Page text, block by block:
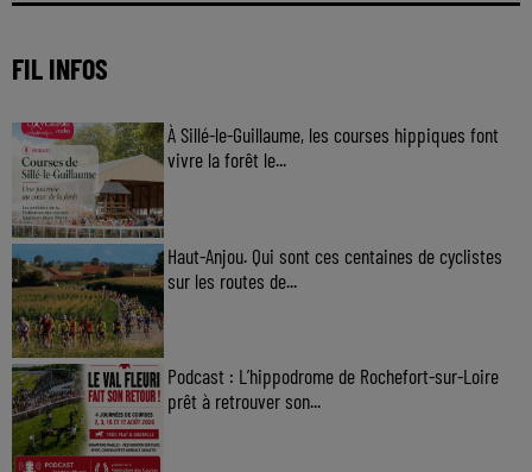
FIL INFOS
À Sillé-le-Guillaume, les courses hippiques font
vivre la forêt le...
Haut-Anjou. Qui sont ces centaines de cyclistes
sur les routes de...
Podcast : L’hippodrome de Rochefort-sur-Loire
prêt à retrouver son...